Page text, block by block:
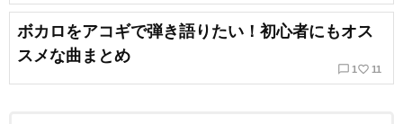
ボカロをアコギで弾き語りたい！初心者にもオス
スメな曲まとめ
chat_bubble_outline 1 favorite_border 11